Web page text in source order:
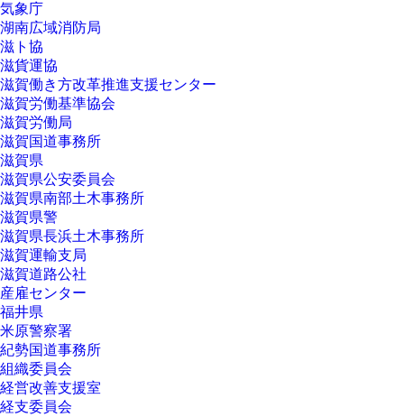
気象庁
湖南広域消防局
滋ト協
滋貨運協
滋賀働き方改革推進支援センター
滋賀労働基準協会
滋賀労働局
滋賀国道事務所
滋賀県
滋賀県公安委員会
滋賀県南部土木事務所
滋賀県警
滋賀県長浜土木事務所
滋賀運輸支局
滋賀道路公社
産雇センター
福井県
米原警察署
紀勢国道事務所
組織委員会
経営改善支援室
経支委員会